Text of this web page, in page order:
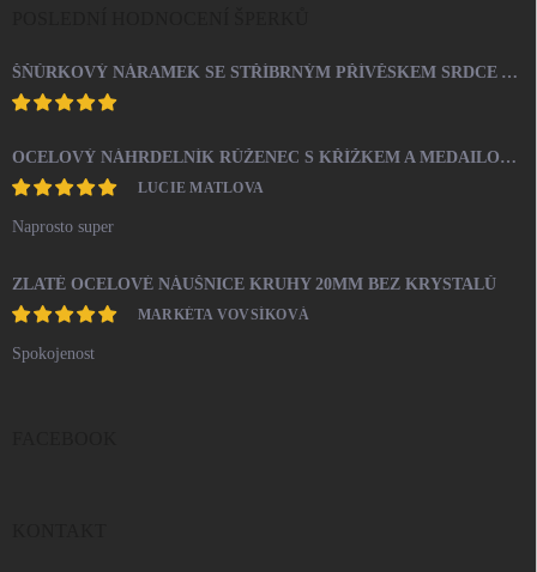
ŠŇŮRKOVÝ NÁRAMEK SE STŘÍBRNÝM PŘÍVĚSKEM SRDCE A KRYSTALY SWAROVSKI CRYSTAL (STŘÍBRO 925/1000)
OCELOVÝ NÁHRDELNÍK RŮŽENEC S KŘÍŽKEM A MEDAILONEM
LUCIE MATLOVA
Naprosto super
ZLATÉ OCELOVÉ NÁUŠNICE KRUHY 20MM BEZ KRYSTALŮ
MARKÉTA VOVSÍKOVÁ
Spokojenost